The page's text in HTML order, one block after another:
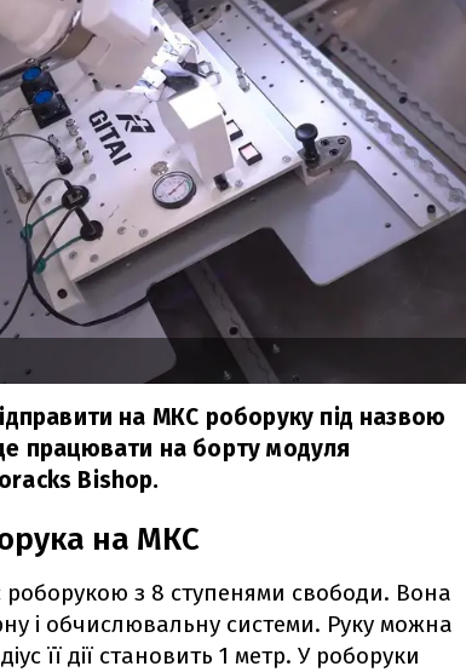
на МКС роборуку під назвою
працювати на борту модуля
Bishop.
на МКС
роборукою з 8 ступенями свободи. Вона
і обчислювальну системи. Руку можна
її дії становить 1 метр. У роборуки